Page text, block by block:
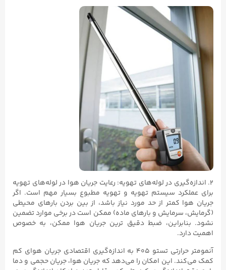
۲. اندازه‌گیری در لوله‌های تهویه: رعایت جریان هوا در لوله‌های تهویه
برای عملکرد سیستم تهویه و تهویه مطبوع بسیار مهم است. اگر
جریان هوا کمتر از حد مورد نیاز باشد، از بین بردن بارهای محیطی
(گرمایش، سرمایش و بارهای ماده) ممکن است در برخی موارد تضمین
نشود. بنابراین، ضبط دقیق ترین جریان هوا ممکن، به خصوص
اهمیت دارد.
آنمومتر حرارتی تستو ۴۰۵ به اندازه‌گیری اقتصادی جریان هوای کم
کمک می‌کند. این امکان را می‌دهد که جریان هوا، جریان حجمی و دما